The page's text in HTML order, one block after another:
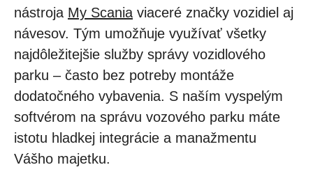
nástroja My Scania viaceré značky vozidiel aj
návesov. Tým umožňuje využívať všetky
najdôležitejšie služby správy vozidlového
parku – často bez potreby montáže
dodatočného vybavenia. S naším vyspelým
softvérom na správu vozového parku máte
istotu hladkej integrácie a manažmentu
Vášho majetku.